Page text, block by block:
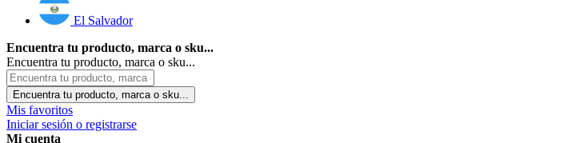
El Salvador
Encuentra tu producto, marca o sku...
Encuentra tu producto, marca o sku...
Encuentra tu producto, marca o sku...
Mis favoritos
Iniciar sesión o registrarse
Mi cuenta